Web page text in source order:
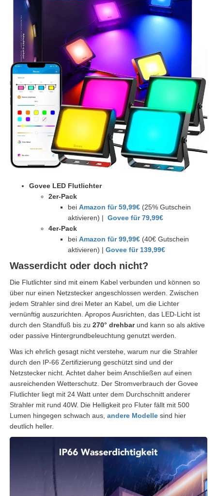
Govee LED Flutlichter
2er-Pack
bei Amazon für 59,99€ (25% Gutschein
aktivieren) | Govee für 79,99€
4er-Pack
bei Amazon für 99,99€ (40€ Gutschein
aktivieren) | Govee für 139,99€
Wasserdicht oder doch nicht?
Die Flutlichter sind mit einem Kabel verbunden und können so
über nur einen Netzstecker angeschlossen werden. Zwischen
jedem Strahler sind drei Meter an Kabel, um die Lichter
vernünftig auszurichten. Apropos Ausrichten, das LED-Licht ist
durch den Standfuß bis zu 270° drehbarund kann so als aktive
oder passive Hintergrundbeleuchtung genutzt werden.
Was ich ehrlich gesagt nicht verstehe, warum nur die Strahler
durch den IP-66 Zertifizierung geschützt sind und der
Netzstecker nicht. Achtet daher beim Anschließen auf einen
ausreichenden Wetterschutz. Der Stromverbrauch der Govee
Flutlichter liegt mit 24 Watt unter dem Durchschnitt anderer
Strahler mit rund 40W. Die Helligkeit pro Fluter fällt mit 500
Lumen hingegen schwach aus, andere Modelle sind hier
deutlich heller.